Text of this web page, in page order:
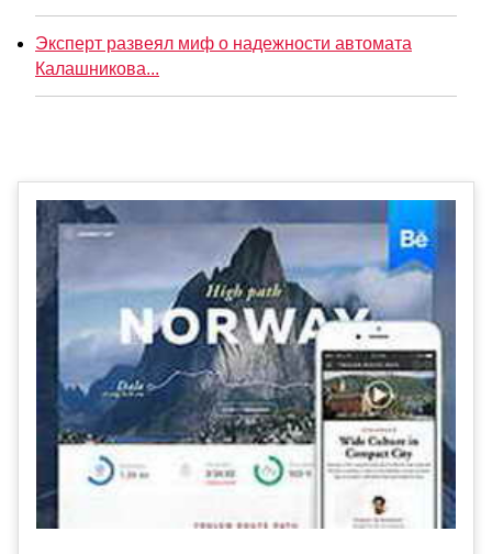
Эксперт развеял миф о надежности автомата
Калашникова...